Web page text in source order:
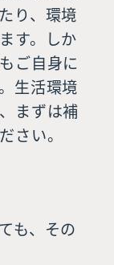
り、環境
す。しか
ご自身に
生活環境
まずは補
さい。
も、その